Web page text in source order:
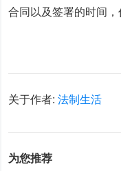
合同以及签署的时间，
关于作者:法制生活
为您推荐